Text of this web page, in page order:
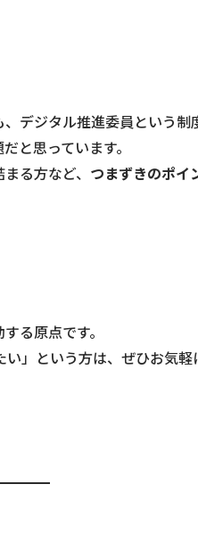
デジタル推進委員という
と思っています。
る方など、 つまずきのポイ
る原点です。
」という方は、ぜひお気軽